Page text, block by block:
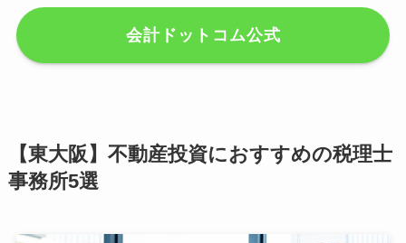
会計ドットコム公式
【東大阪】不動産投資におすすめの税理士
事務所5選